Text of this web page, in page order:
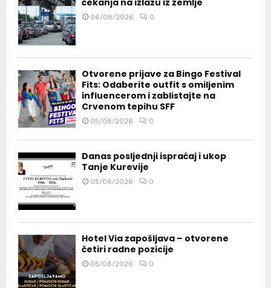
čekanja na izlazu iz zemlje
06/08/2026 0
Otvorene prijave za Bingo Festival
Fits: Odaberite outfit s omiljenim
influencerom i zablistajte na
Crvenom tepihu SFF
05/08/2026 0
Danas posljednji ispraćaj i ukop
Tanje Kurevije
05/08/2026 0
Hotel Via zapošljava – otvorene
četiri radne pozicije
05/08/2026 0